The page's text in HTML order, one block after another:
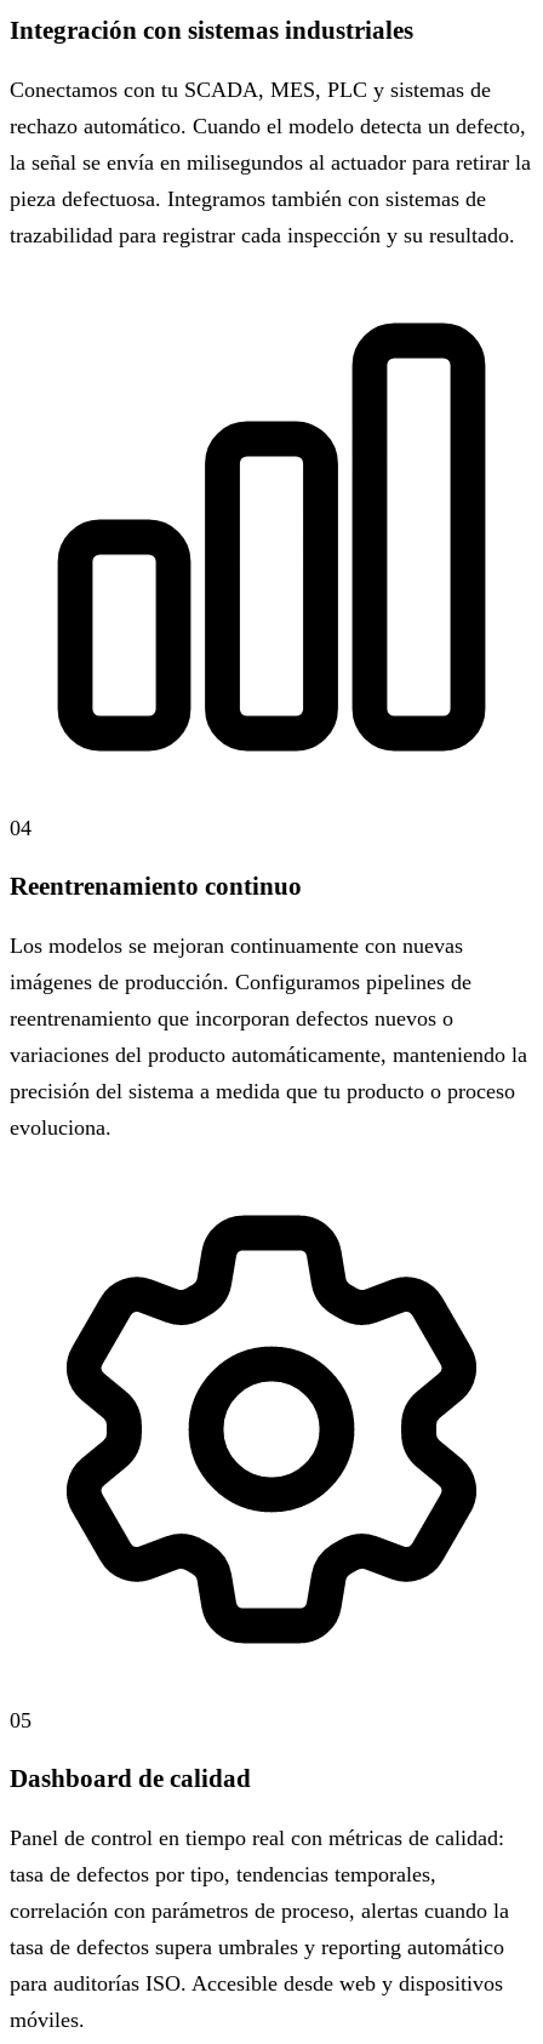
Integración con sistemas industriales
Conectamos con tu SCADA, MES, PLC y sistemas de
rechazo automático. Cuando el modelo detecta un defecto,
la señal se envía en milisegundos al actuador para retirar la
pieza defectuosa. Integramos también con sistemas de
trazabilidad para registrar cada inspección y su resultado.
04
Reentrenamiento continuo
Los modelos se mejoran continuamente con nuevas
imágenes de producción. Configuramos pipelines de
reentrenamiento que incorporan defectos nuevos o
variaciones del producto automáticamente, manteniendo la
precisión del sistema a medida que tu producto o proceso
evoluciona.
05
Dashboard de calidad
Panel de control en tiempo real con métricas de calidad:
tasa de defectos por tipo, tendencias temporales,
correlación con parámetros de proceso, alertas cuando la
tasa de defectos supera umbrales y reporting automático
para auditorías ISO. Accesible desde web y dispositivos
móviles.